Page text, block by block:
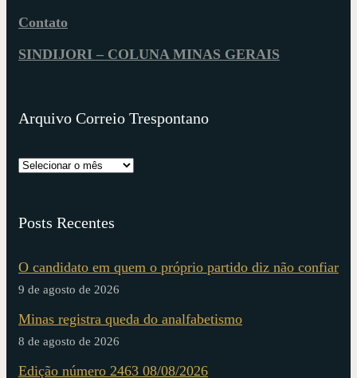
Contato
SINDIJORI – COLUNA MINAS GERAIS
Arquivo Correio Trespontano
Posts Recentes
O candidato em quem o próprio partido diz não confiar
9 de agosto de 2026
Minas registra queda do analfabetismo
8 de agosto de 2026
Edição número 2463 08/08/2026